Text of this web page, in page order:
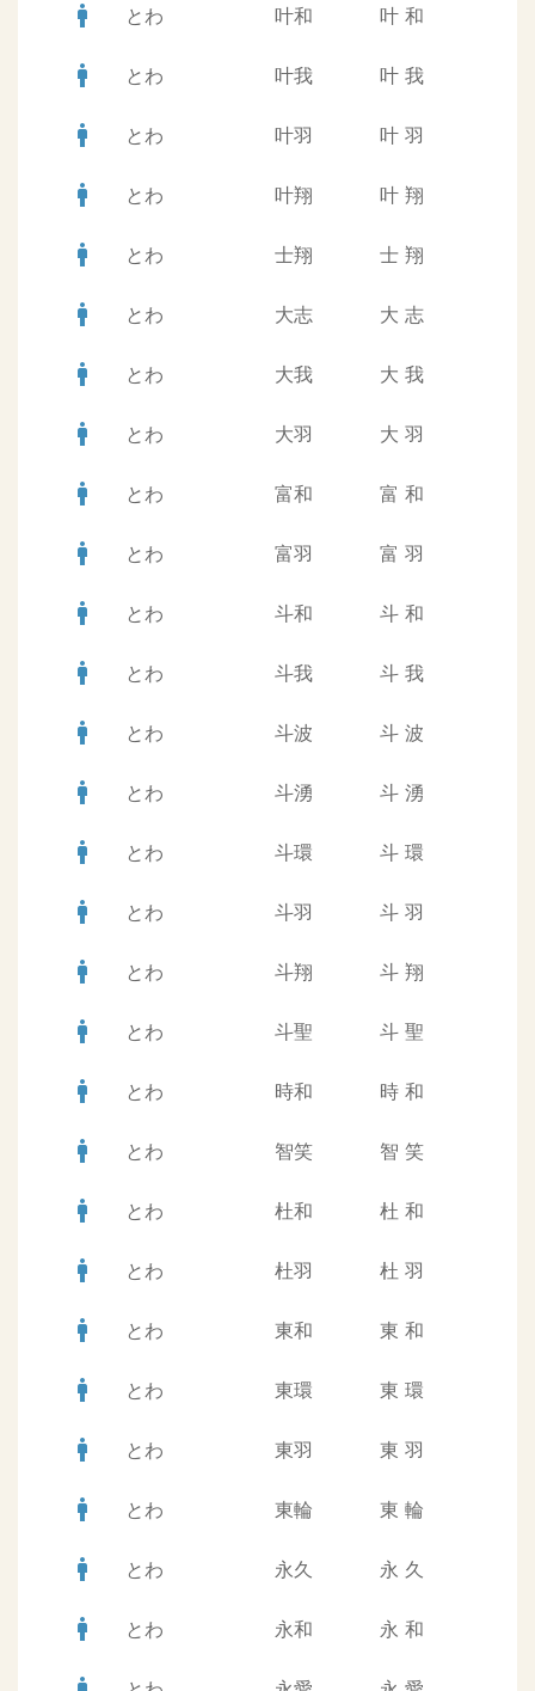
man とわ 叶和 叶 和
man とわ 叶我 叶 我
man とわ 叶羽 叶 羽
man とわ 叶翔 叶 翔
man とわ 士翔 士 翔
man とわ 大志 大 志
man とわ 大我 大 我
man とわ 大羽 大 羽
man とわ 富和 富 和
man とわ 富羽 富 羽
man とわ 斗和 斗 和
man とわ 斗我 斗 我
man とわ 斗波 斗 波
man とわ 斗湧 斗 湧
man とわ 斗環 斗 環
man とわ 斗羽 斗 羽
man とわ 斗翔 斗 翔
man とわ 斗聖 斗 聖
man とわ 時和 時 和
man とわ 智笑 智 笑
man とわ 杜和 杜 和
man とわ 杜羽 杜 羽
man とわ 東和 東 和
man とわ 東環 東 環
man とわ 東羽 東 羽
man とわ 東輪 東 輪
man とわ 永久 永 久
man とわ 永和 永 和